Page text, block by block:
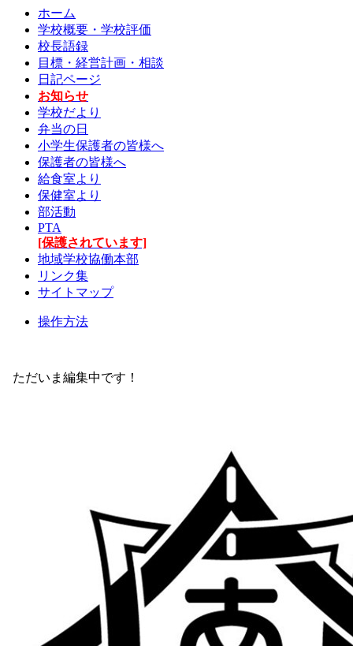
ホーム
学校概要・学校評価
校長語録
目標・経営計画・相談
日記ページ
お知らせ
学校だより
弁当の日
小学生保護者の皆様へ
保護者の皆様へ
給食室より
保健室より
部活動
PTA
[保護されています]
地域学校協働本部
リンク集
サイトマップ
操作方法
ただいま編集中です！